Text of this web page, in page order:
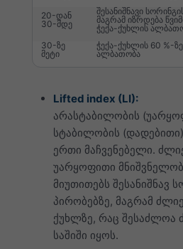
20-დან
30-მდე
შესანიშნავი
მაგრამ იზრდება
ჭექა-ქუხლის
30-ზე
მეტი
ჭექა-ქუხლის 60 %-
ალბათობა
Lifted index (LI):
არასტაბილობის
სტაბილობის
ერთი მაჩვენებელი.
უარყოფითი
მიუთითებს შესანიშნავ
პირობებზე, მაგრამ
ქუხლზე, რაც შესაძლოა
საშიში იყოს.